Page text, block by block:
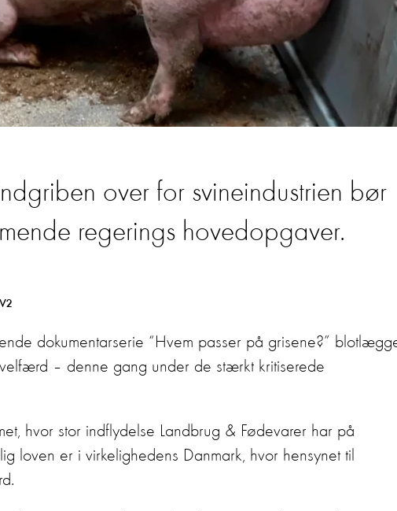
over for svineindustrien bør
regerings hovedopgaver.
dokumentarserie “Hvem passer på grisene?”
– denne gang under de stærkt kritiserede
hvor stor indflydelse Landbrug & Fødevarer har på
loven er i virkelighedens Danmark, hvor hensynet til